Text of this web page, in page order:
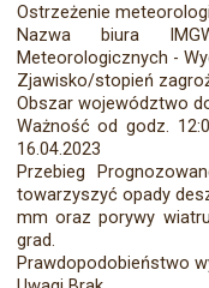
Ostrzeżenie
Nazwa biura
Meteorologicznych -
Zjawisko/stopień
Obszar województwo
Ważność od godz.
16.04.2023
Przebieg
towarzyszyć opady
mm oraz porywy
grad.
Prawdopodobieństwo